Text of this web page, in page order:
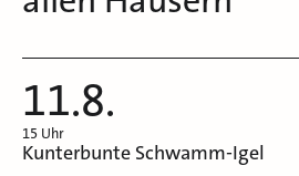
11.8.
15 Uhr
Kunterbunte Schwamm-Igel